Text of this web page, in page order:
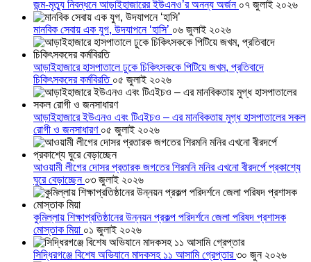
জন্ম-মৃত্যু নিবন্ধনে আড়াইহাজারের ইউএনও’র অনন্য অর্জন ০৭ জুলাই ২০২৬
মানবিক সেবায় এক যুগ, উদযাপনে ‘হাসি’ ০৬ জুলাই ২০২৬
আড়াইহাজারে হাসপাতালে ঢুকে চিকিৎসককে পিটিয়ে জখম, প্রতিবাদে
চিকিৎসকদের কর্মবিরতি ০৫ জুলাই ২০২৬
আড়াইহাজারে ইউএনও এবং টিএইচও – এর মানবিকতায় মুগ্ধ হাসপাতালের সকল
রোগী ও জনসাধারণ ০৫ জুলাই ২০২৬
আওয়ামী লীগের দোসর প্রতারক জগতের শিরমনি মনির এখনো বীরদর্পে প্রকাশ্যে
ঘুরে বেড়াচ্ছেন ০৩ জুলাই ২০২৬
কুমিল্লায় শিক্ষাপ্রতিষ্ঠানের উন্নয়ন প্রকল্প পরিদর্শনে জেলা পরিষদ প্রশাসক
মোস্তাক মিয়া ০১ জুলাই ২০২৬
সিদ্ধিরগঞ্জে বিশেষ অভিযানে মাদকসহ ১১ আসামি গ্রেপ্তার৩০ জুন ২০২৬